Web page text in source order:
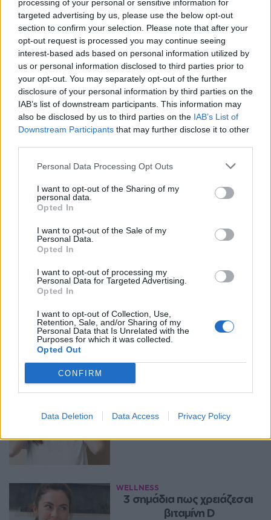
processing of your personal or sensitive information for
targeted advertising by us, please use the below opt-out
section to confirm your selection. Please note that after your
opt-out request is processed you may continue seeing
interest-based ads based on personal information utilized by
us or personal information disclosed to third parties prior to
your opt-out. You may separately opt-out of the further
disclosure of your personal information by third parties on the
IAB’s list of downstream participants. This information may
also be disclosed by us to third parties on the IAB’s List of
Downstream Participants that may further disclose it to other
Personal Data Processing Opt Outs
I want to opt-out of the Sharing of my
personal data.
Opted In
I want to opt-out of the Sale of my
Personal Data.
Opted In
I want to opt-out of processing my
Personal Data for Targeted Advertising.
Opted In
I want to opt-out of Collection, Use,
Retention, Sale, and/or Sharing of my
Personal Data that Is Unrelated with the
Purposes for which it was collected.
Opted Out
CONFIRM
Data Deletion Data Access Privacy Policy
ΔΙΑΦΗΜΙΣΗ
Περισσότερα Θέματα
Wellness
Γιατί τα κομπλιμέντα σε
φέρνουν σε δύσκολη θέση
NEWSROOM ΑΥΓ 09, 2026
WELLNESS
3 σημάδια πως χρειάζεσαι
βιταμίνη D